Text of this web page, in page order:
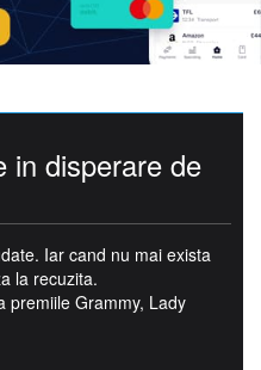
in disperare de
Iar cand nu mai exista
la recuzita.
premiile Grammy, Lady